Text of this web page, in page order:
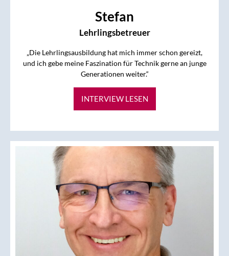
Stefan
Lehrlingsbetreuer
„Die Lehrlingsausbildung hat mich immer schon gereizt,
und ich gebe meine Faszination für Technik gerne an junge
Generationen weiter.“
INTERVIEW LESEN